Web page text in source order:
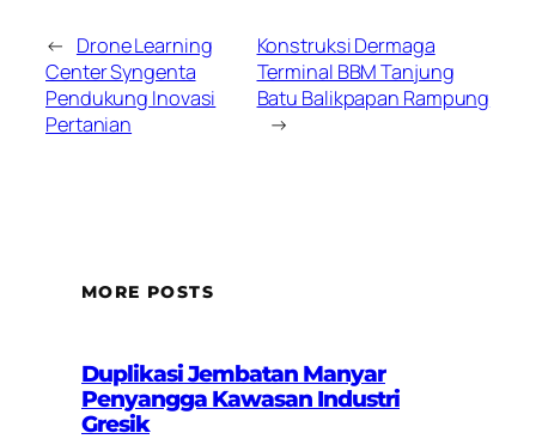
← Drone Learning
Center Syngenta
Pendukung Inovasi
Pertanian
Konstruksi Dermaga
Terminal BBM Tanjung
Batu Balikpapan Rampung
→
MORE POSTS
Duplikasi Jembatan Manyar
Penyangga Kawasan Industri
Gresik